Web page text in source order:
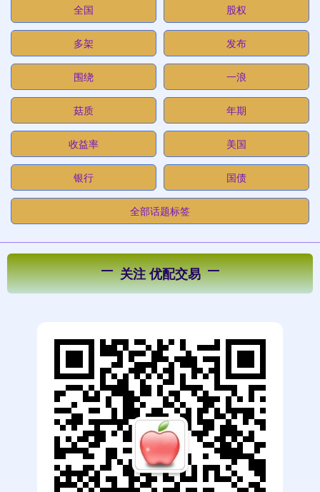
全国 股权
多架 发布
围绕 一浪
菇质 年期
收益率 美国
银行 国债
全部话题标签
关注 优配交易